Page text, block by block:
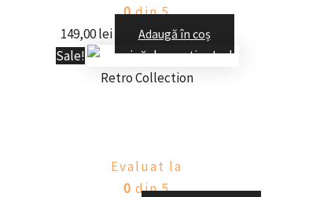
0din 5
149,00lei Adaugă în coș
Sale!
Retro Collection
Evaluat la
0 din 5